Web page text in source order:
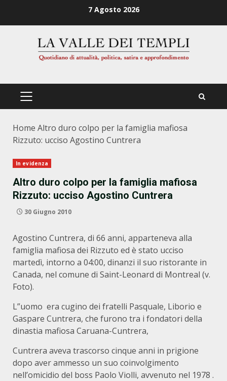
7 Agosto 2026
PRIMÄRES
Home Altro duro colpo per la famiglia mafiosa
Rizzuto: ucciso Agostino Cuntrera
In evidenza
Altro duro colpo per la famiglia mafiosa
Rizzuto: ucciso Agostino Cuntrera
30 Giugno 2010
Agostino Cuntrera, di 66 anni, apparteneva alla
famiglia mafiosa dei Rizzuto ed è stato ucciso
martedì, intorno a 04:00, dinanzi il suo ristorante in
Canada, nel comune di Saint-Leonard di Montreal (v.
Foto).
L”uomo era cugino dei fratelli Pasquale, Liborio e
Gaspare Cuntrera, che furono tra i fondatori della
dinastia mafiosa Caruana-Cuntrera,
Cuntrera aveva trascorso cinque anni in prigione
dopo aver ammesso un suo coinvolgimento
nell’omicidio del boss Paolo Violli, avvenuto nel 1978 .